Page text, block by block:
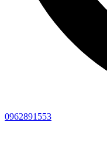
0962891553